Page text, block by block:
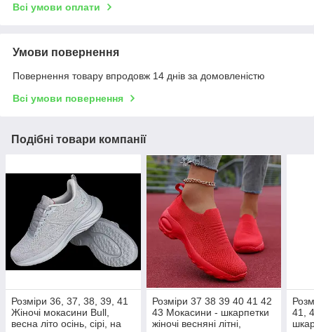
Всі умови оплати
Умови повернення
Повернення товару впродовж 14 днів за домовленістю
Всі умови повернення
Подібні товари компанії
Розміри 36, 37, 38, 39, 41
Жіночі мокасини Bull,
весна літо осінь, сірі, на
Розміри 37 38 39 40 41 42
43 Мокасини - шкарпетки
жіночі весняні літні,
41,